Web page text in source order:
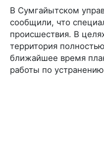
В Сумгайытском
сообщили, что
происшествия. В
территория
ближайшее время
работы по